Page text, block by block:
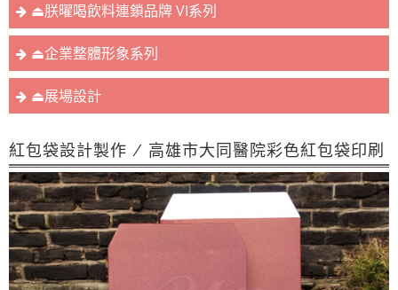
⏏︎朕曜喝飲料連鎖品牌 VI系列
⏏︎企業整體形象系列
⏏︎展場設計
紅包袋設計製作 / 高雄市大同醫院彩色紅包袋印刷